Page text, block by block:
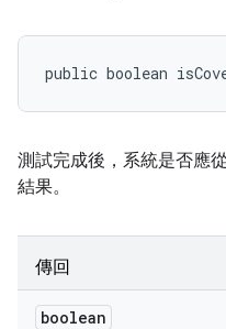
public boolean
測試完成後，系統是否應
結果。
傳回
boolean